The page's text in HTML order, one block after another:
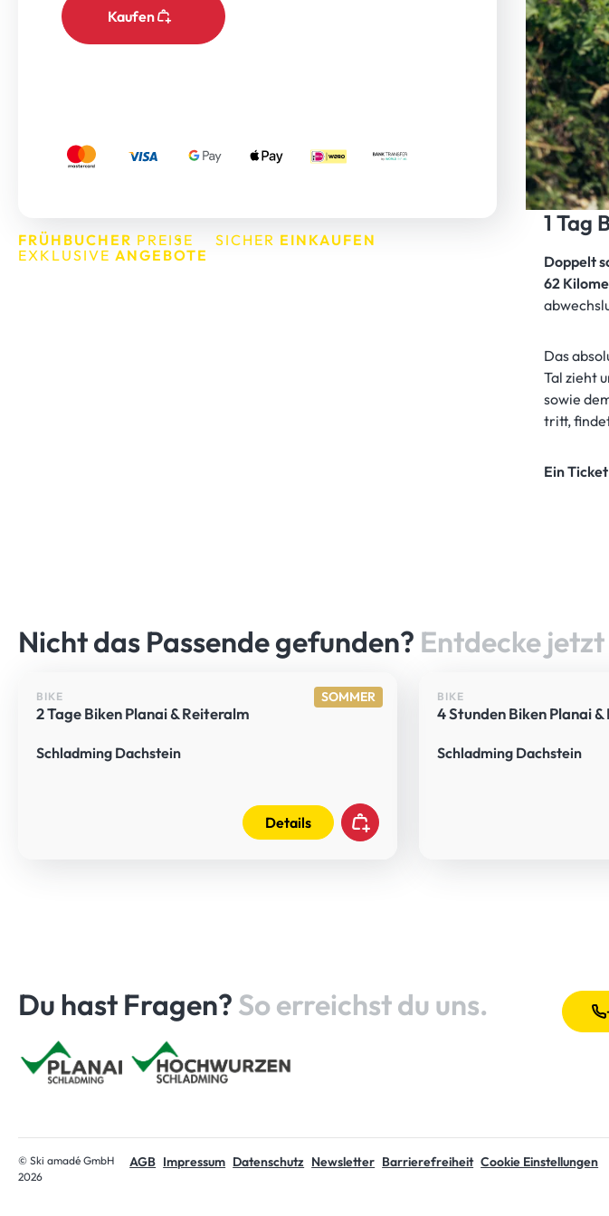
Kaufen
FRÜHBUCHER PREISE SICHER EINKAUFEN
EXKLUSIVE ANGEBOTE
1 Tag
Doppelt
62
Das
Tal zieht
sowie
tritt,
Ein
Nicht das Passende gefunden? Entdecke
SOMMER
BIKE
2 Tage Biken Planai & Reiteralm
Schladming Dachstein
Details
BIKE
4 Stunden Biken Planai
Schladming Dachstein
Du hast Fragen? So erreichst du uns.
© Ski amadé GmbH
2026
AGB Impressum Datenschutz Newsletter Barrierefreiheit Cookie Einstellungen